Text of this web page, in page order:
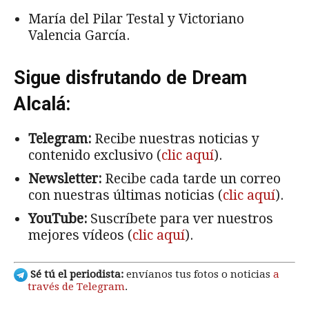
María del Pilar Testal y Victoriano
Valencia García.
Sigue disfrutando de Dream
Alcalá:
Telegram: Recibe nuestras noticias y
contenido exclusivo (clic aquí).
Newsletter: Recibe cada tarde un correo
con nuestras últimas noticias (clic aquí).
YouTube: Suscríbete para ver nuestros
mejores vídeos (clic aquí).
Sé tú el periodista: envíanos tus fotos o noticias a
través de Telegram.